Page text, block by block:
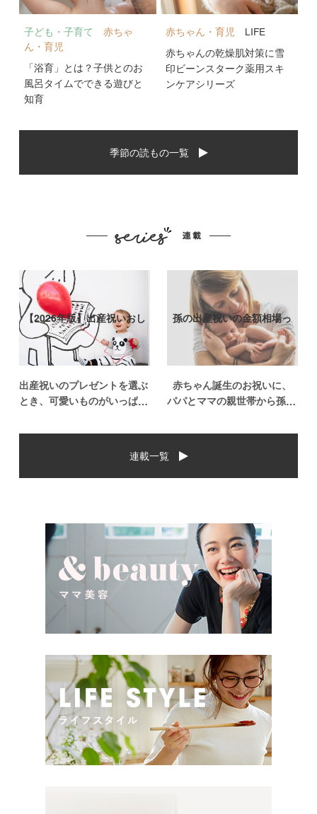
子ども・子育て
赤ちゃ
ん・育児
「浴育」とは？子供とのお
風呂タイムでできる遊びと
知育
赤ちゃん・育児
LIFE
赤ちゃんの乾燥肌対策に雪
印ビーンスターク薬用スキ
ンケアシリーズ
季節の読もの一覧
【2026年版】出産祝いおし
ゃれなプ…
出産祝いのプレゼントを選ぶ
とき、可愛いものがいっぱい
の気持ちを込めて贈るものだ
いし、たくさん使ってもらえ
るものをプレゼントしたい。
孫の出産祝いの金額相場っ
て？出産祝い…
赤ちゃん誕生のお祝いに、
パパとママの親世帯から孫誕
た場合、今現在のお祝いの相
んなものなのでしょうか。ま
た、出産祝いに関して気をつ
連載一覧